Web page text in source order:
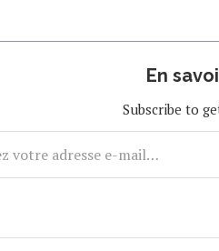
une
En
Subscribe to